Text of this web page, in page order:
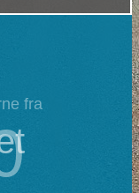
fra